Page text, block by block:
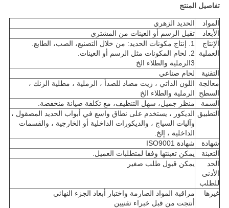
تفاصيل المنتج
المواد
الحديد الزهري
الأبعاد
تقبل الرسم أو العينات من المشتري
الإنتاج
العملية
1. إنتاج مكونات الحديد: من خلال التصنيع، الصب، الطابع.
2. لحام المكونات مثل الرسم أو العينات.
3الرملية والطلاء الخ
التقنية
لحام صناعي
معالجة
السطح
اللون الذاتي ، زيت مضاد للصدأ ، الرملية ، مطلية الزنك ،
الرملية والطلاء الخ
السمة
منظر جميل، سهل التنظيف، مع تكلفة صيانة منخفضة.
التطبيق الديكور ، يستخدم على نطاق واسع في أبواب الحديد المصقول ،
وآليات السياج ، والديكورات الداخلية أو الخارجية ، والقسمات
الداخلية ، إلخ.
شهادة
شهادة ISO9001
التعبئة
يمكن تعبئتها وفقا لمتطلبات العميل.
الحد
الأدنى
للطلب
يمكن قبول طلب صغير
غيرها
مراقبة المواد الصارمة واختبار أبعاد الجزء النهائي
أنتجت من قبل خبراء تقنيين